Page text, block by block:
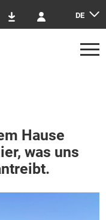
Kontakt Downloads DE
Hause
was uns